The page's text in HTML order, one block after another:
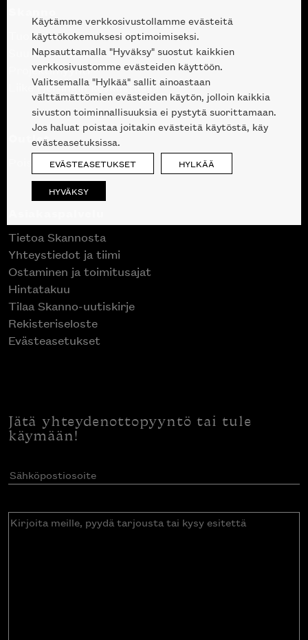
Tuotteet
Suunnittelupalvelu
Projektimyynti
Liike Helsingin keskustassa
Outlet
Poistuvat mallikappaleet
Tietoa Skannosta
Yhteystiedot ja tiimi
Ostaminen ja toimitusajat
Hintatakuu
Tilaa Skanno-uutiskirje
Rekisteriseloste
Evästeasetukset
Jätä yhteydenottopyyntö tai tule
käymään!
Sähköpostiosoite(Pakollinen)
Kirjoita
Käytämme verkkosivustollamme evästeitä
käyttökokemuksesi optimoimiseksi.
Napsauttamalla "Hyväksy" suostut kaikkien
verkkosivustomme evästeiden käyttöön.
Valitsemalla "Hylkää" sallit ainoastaan
välttämättömien evästeiden käytön, jolloin kaikkia
sivuston toiminnallisuuksia ei pystytä suorittamaan.
Jos haluat poistaa joitakin evästeitä käytöstä, käy
evästeasetuksissa.
EVÄSTEASETUKSET HYLKÄÄ
HYVÄKSY